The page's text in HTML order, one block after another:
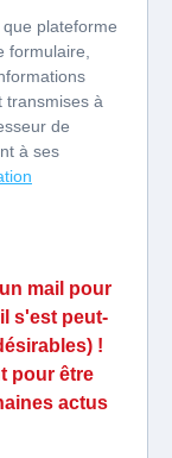
plateforme
formulaire,
transmises à
de
à ses
mail pour
s'est peut-
!
pour être
actus